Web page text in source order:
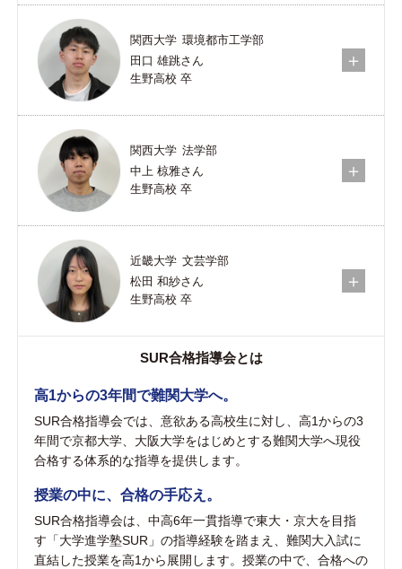
関西大学 環境都市工学部
田口 雄跳さん
生野高校 卒
関西大学 法学部
中上 椋雅さん
生野高校 卒
近畿大学 文芸学部
松田 和紗さん
生野高校 卒
SUR合格指導会とは
高1からの3年間で難関大学へ。
SUR合格指導会では、意欲ある高校生に対し、高1からの3
年間で京都大学、大阪大学をはじめとする難関大学へ現役
合格する体系的な指導を提供します。
授業の中に、合格の手応え。
SUR合格指導会は、中高6年一貫指導で東大・京大を目指
す「大学進学塾SUR」の指導経験を踏まえ、難関大入試に
直結した授業を高1から展開します。授業の中で、合格への